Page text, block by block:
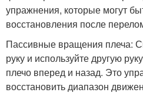
упражнения, которые могут
восстановления после
Пассивные вращения плеча:
руку и используйте другую
плечо вперед и назад. Это
восстановить диапазон